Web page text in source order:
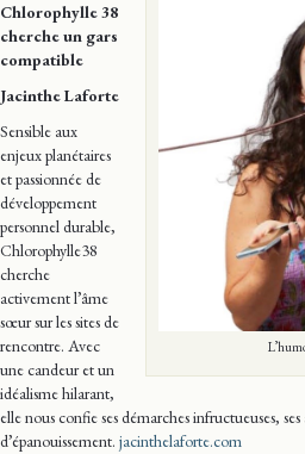
Chlorophylle 38
cherche un gars
compatible
Jacinthe Laforte
Sensible aux
enjeux planétaires
et passionnée de
développement
personnel durable,
Chlorophylle38
cherche
activement l’âme
sœur sur les sites de
rencontre. Avec
une candeur et un
idéalisme hilarant,
elle nous confie ses démarches infructueuses,
d’épanouissement. jacinthelaforte.com